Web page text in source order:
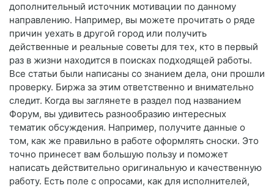
дополнительный источник мотивации по данному
направлению. Например, вы можете прочитать о ряде
причин уехать в другой город или получить
действенные и реальные советы для тех, кто в первый
раз в жизни находится в поисках подходящей работы.
Все статьи были написаны со знанием дела, они прошли
проверку. Биржа за этим ответственно и внимательно
следит. Когда вы заглянете в раздел под названием
Форум, вы удивитесь разнообразию интересных
тематик обсуждения. Например, получите данные о
том, как же правильно в работе оформлять сноски. Это
точно принесет вам большую пользу и поможет
написать действительно оригинальную и качественную
работу. Есть поле с опросами, как для исполнителей,